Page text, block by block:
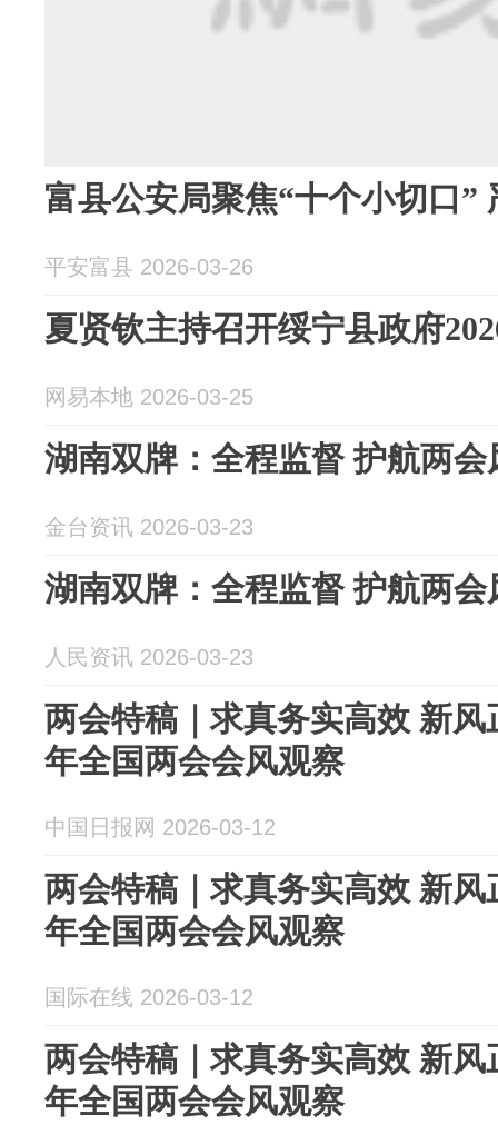
富县公安局聚焦“十个小切口”
平安富县 2026-03-26
夏贤钦主持召开绥宁县政府
网易本地 2026-03-25
湖南双牌：全程监督 护航两会
金台资讯 2026-03-23
湖南双牌：全程监督 护航两会
人民资讯 2026-03-23
两会特稿｜求真务实高效 新
年全国两会会风观察
中国日报网 2026-03-12
两会特稿｜求真务实高效 新
年全国两会会风观察
国际在线 2026-03-12
两会特稿｜求真务实高效 新
年全国两会会风观察